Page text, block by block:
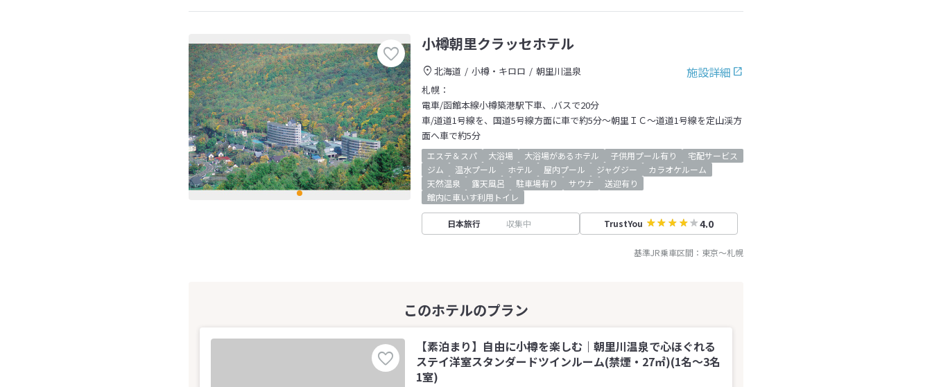
小樽朝里クラッセホテル
施設詳細
北海道 小樽・キロロ
朝里川温泉
札幌：
電車/函館本線小樽築港駅下車、.バスで20分
車/道道1号線を、国道5号線方面に車で約5分～朝里ＩＣ～道道1号線を定山渓方
面へ車で約5分
エステ＆スパ 大浴場 大浴場があるホテル 子供用プール有り
宅配サービス
ジム
温水プール ホテル 屋内プール ジャグジー
カラオケルーム
天然温泉
露天風呂 駐車場有り サウナ
送迎有り
館内に車いす利用トイレ
日本旅行 収集中 TrustYou 4.0
基準JR乗車区間： 東京～札幌
【素泊まり】自由に小樽を楽しむ｜朝里川温泉で心ほぐれる
ステイ洋室スタンダードツインルーム(禁煙・27㎡)(1名～3名
1室)